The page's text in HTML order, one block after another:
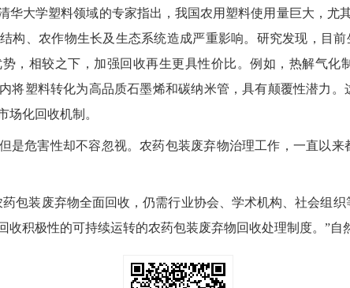
华大学塑料领域的专家指出，我国农用塑料使用量巨大，尤
构、农作物生长及生态系统造成严重影响。研究发现，目
，相较之下，加强回收再生更具性价比。例如，热解气化
将塑料转化为高品质石墨烯和碳纳米管，具有颠覆性潜力
场化回收机制。
是危害性却不容忽视。农药包装废弃物治理工作，一直以
包装废弃物全面回收，仍需行业协会、学术机构、社会组
收积极性的可持续运转的农药包装废弃物回收处理制度。”自